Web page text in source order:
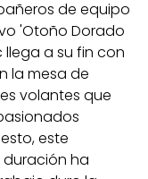
de equipo
'Otoño Dorado
llega a su fin con
la mesa de
volantes que
este
ha